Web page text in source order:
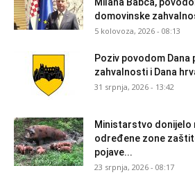
domovinske
5 kolovoza, 2026 - 08:13
Poziv povodom Dana
zahvalnosti i Dana
31 srpnja, 2026 - 13:42
Ministarstvo donijelo
određene zone
pojave...
23 srpnja, 2026 - 08:17